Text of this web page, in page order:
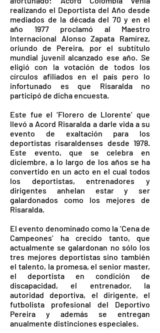
realizando el Deportista del Año desde
mediados de la década del 70 y en el
año 1977 proclamó al Maestro
Internacional Alonso Zapata Ramírez,
oriundo de Pereira, por el subtítulo
mundial juvenil alcanzado ese año. Se
eligió con la votación de todos los
círculos afiliados en el país pero lo
infortunado es que Risaralda no
participó de dicha encuesta.
Este fue el ‘Florero de Llorente’ que
llevó a Acord Risaralda a darle vida a su
evento de exaltación para los
deportistas risaraldenses desde 1978.
Este evento, que se celebra en
diciembre, a lo largo de los años se ha
convertido en un acto en el cual todos
los deportistas, entrenadores y
dirigentes anhelan estar y ser
galardonados como los mejores de
Risaralda.
El evento denominado como la ‘Cena de
Campeones’ ha crecido tanto, que
actualmente se galardonan no sólo los
tres mejores deportistas sino también
el talento, la promesa, el senior master,
el deportista en condición de
discapacidad, el entrenador, la
autoridad deportiva, el dirigente, el
futbolista profesional del Deportivo
Pereira y además se entregan
anualmente distinciones especiales.